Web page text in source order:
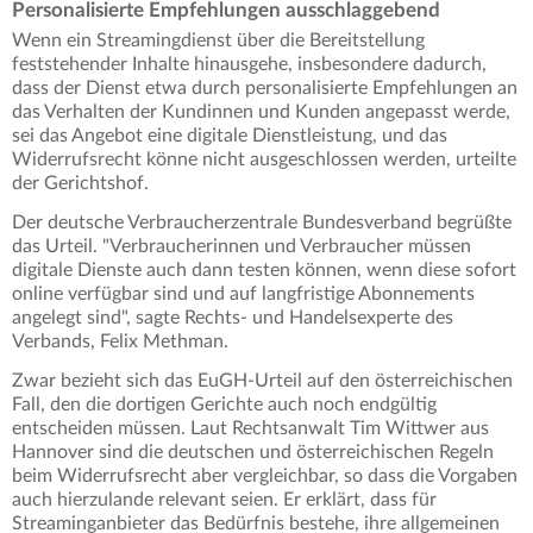
Personalisierte Empfehlungen ausschlaggebend
Wenn ein Streamingdienst über die Bereitstellung
feststehender Inhalte hinausgehe, insbesondere dadurch,
dass der Dienst etwa durch personalisierte Empfehlungen an
das Verhalten der Kundinnen und Kunden angepasst werde,
sei das Angebot eine digitale Dienstleistung, und das
Widerrufsrecht könne nicht ausgeschlossen werden, urteilte
der Gerichtshof.
Der deutsche Verbraucherzentrale Bundesverband begrüßte
das Urteil. "Verbraucherinnen und Verbraucher müssen
digitale Dienste auch dann testen können, wenn diese sofort
online verfügbar sind und auf langfristige Abonnements
angelegt sind", sagte Rechts- und Handelsexperte des
Verbands, Felix Methman.
Zwar bezieht sich das EuGH-Urteil auf den österreichischen
Fall, den die dortigen Gerichte auch noch endgültig
entscheiden müssen. Laut Rechtsanwalt Tim Wittwer aus
Hannover sind die deutschen und österreichischen Regeln
beim Widerrufsrecht aber vergleichbar, so dass die Vorgaben
auch hierzulande relevant seien. Er erklärt, dass für
Streaminganbieter das Bedürfnis bestehe, ihre allgemeinen